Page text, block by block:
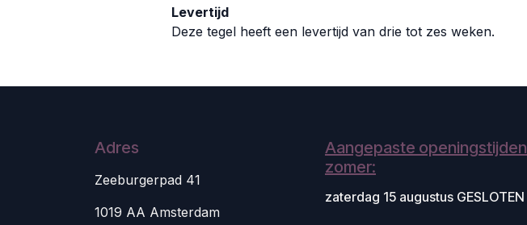
Levertijd
Deze tegel heeft een levertijd van drie tot zes weken.
Adres
Zeeburgerpad 41
1019 AA Amsterdam
Aangepaste openingstijden
zomer:
zaterdag 15 augustus GESLOTEN